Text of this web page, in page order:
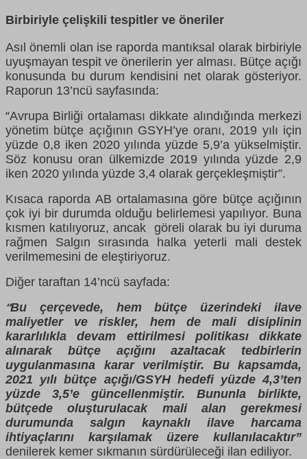
Birbiriyle çelişkili tespitler ve öneriler
Asıl önemli olan ise raporda mantıksal olarak birbiriyle
uyuşmayan tespit ve önerilerin yer alması. Bütçe açığı
konusunda bu durum kendisini net olarak gösteriyor.
Raporun 13’ncü sayfasında:
“Avrupa Birliği ortalaması dikkate alındığında merkezi
yönetim bütçe açığının GSYH’ye oranı, 2019 yılı için
yüzde 0,8 iken 2020 yılında yüzde 5,9’a yükselmiştir.
Söz konusu oran ülkemizde 2019 yılında yüzde 2,9
iken 2020 yılında yüzde 3,4 olarak gerçekleşmiştir”.
Kısaca raporda AB ortalamasına göre bütçe açığının
çok iyi bir durumda olduğu belirlemesi yapılıyor. Buna
kısmen katılıyoruz, ancak göreli olarak bu iyi duruma
rağmen Salgın sırasında halka yeterli mali destek
verilmemesini de eleştiriyoruz.
Diğer taraftan 14’ncü sayfada:
“Bu çerçevede, hem bütçe üzerindeki ilave
maliyetler ve riskler, hem de mali disiplinin
kararlılıkla devam ettirilmesi politikası dikkate
alınarak bütçe açığını azaltacak tedbirlerin
uygulanmasına karar verilmiştir. Bu kapsamda,
2021 yılı bütçe açığı/GSYH hedefi yüzde 4,3’ten
yüzde 3,5’e güncellenmiştir. Bununla birlikte,
bütçede oluşturulacak mali alan gerekmesi
durumunda salgın kaynaklı ilave harcama
ihtiyaçlarını karşılamak üzere kullanılacaktır”
denilerek kemer sıkmanın sürdürüleceği ilan ediliyor.